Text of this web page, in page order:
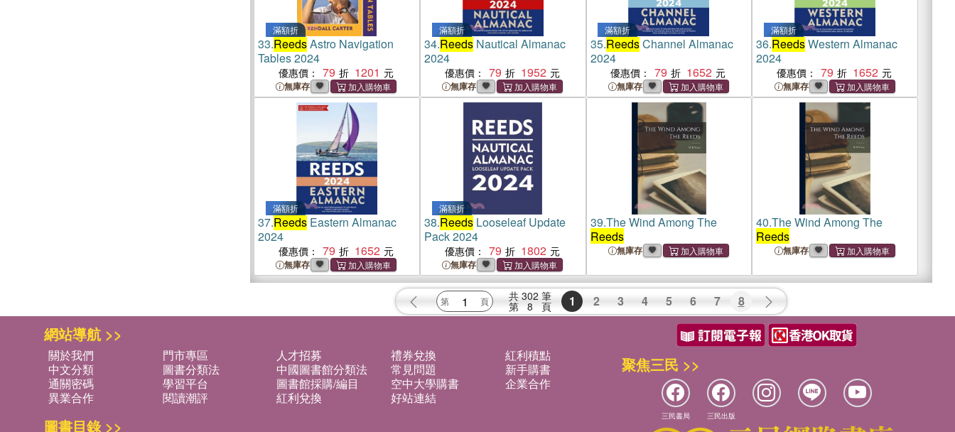
滿額折
33.ReedsAstro Navigation
Tables 2024
優惠價： 79 1201
無庫存
滿額折
34.ReedsNautical Almanac
2024
優惠價： 79 1952
無庫存
滿額折
35.ReedsChannel Almanac
2024
優惠價： 79 1652
無庫存
滿額折
36.ReedsWestern Almanac
2024
優惠價： 79 1652
無庫存
滿額折
37.Reeds Eastern Almanac
2024
優惠價： 79 1652
無庫存
滿額折
38.ReedsLooseleaf Update
Pack 2024
優惠價： 79 1802
無庫存
39.The Wind Among The
Reeds
無庫存
40.The Wind Among The
Reeds
無庫存
共 302 筆
第 8 頁 1 2 3 4 5 6 7 8
網站導航 >>
關於我們 門市專區 人才招募 禮券兌換
紅利積點
中文分類
圖書分類法 中國圖書館分類法 常見問題
新手購書
通關密碼
學習平台 圖書館採購/編目 空中大學購書
企業合作
異業合作
閱讀潮評 紅利兌換 好站連結
圖書目錄 >>
聚焦三民 >>
三民書局 三民出版